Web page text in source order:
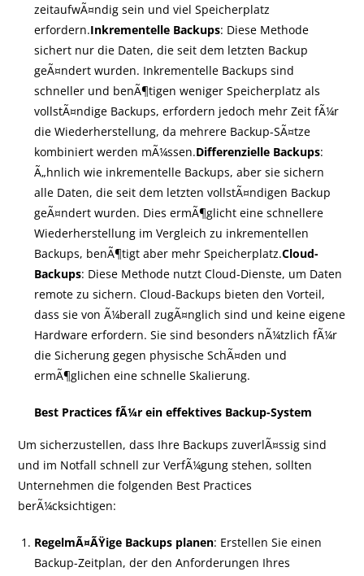
zeitaufwÃ¤ndig sein und viel Speicherplatz
erfordern.Inkrementelle Backups: Diese Methode
sichert nur die Daten, die seit dem letzten Backup
geÃ¤ndert wurden. Inkrementelle Backups sind
schneller und benÃ¶tigen weniger Speicherplatz als
vollstÃ¤ndige Backups, erfordern jedoch mehr Zeit fÃ¼r
die Wiederherstellung, da mehrere Backup-SÃ¤tze
kombiniert werden mÃ¼ssen.Differenzielle Backups:
Ã„hnlich wie inkrementelle Backups, aber sie sichern
alle Daten, die seit dem letzten vollstÃ¤ndigen Backup
geÃ¤ndert wurden. Dies ermÃ¶glicht eine schnellere
Wiederherstellung im Vergleich zu inkrementellen
Backups, benÃ¶tigt aber mehr Speicherplatz.Cloud-
Backups: Diese Methode nutzt Cloud-Dienste, um Daten
remote zu sichern. Cloud-Backups bieten den Vorteil,
dass sie von Ã¼berall zugÃ¤nglich sind und keine eigene
Hardware erfordern. Sie sind besonders nÃ¼tzlich fÃ¼r
die Sicherung gegen physische SchÃ¤den und
ermÃ¶glichen eine schnelle Skalierung.
Best Practices fÃ¼r ein effektives Backup-System
Um sicherzustellen, dass Ihre Backups zuverlÃ¤ssig sind
und im Notfall schnell zur VerfÃ¼gung stehen, sollten
Unternehmen die folgenden Best Practices
berÃ¼cksichtigen:
RegelmÃ¤ÃŸige Backups planen: Erstellen Sie einen
Backup-Zeitplan, der den Anforderungen Ihres